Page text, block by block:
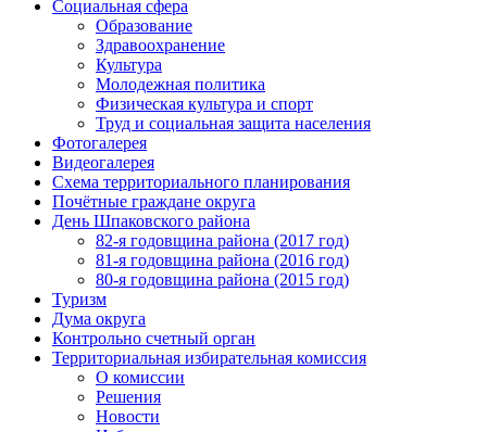
Социальная сфера
Образование
Здравоохранение
Культура
Молодежная политика
Физическая культура и спорт
Труд и социальная защита населения
Фотогалерея
Видеогалерея
Схема территориального планирования
Почётные граждане округа
День Шпаковского района
82-я годовщина района (2017 год)
81-я годовщина района (2016 год)
80-я годовщина района (2015 год)
Туризм
Дума округа
Контрольно счетный орган
Территориальная избирательная комиссия
О комиссии
Решения
Новости